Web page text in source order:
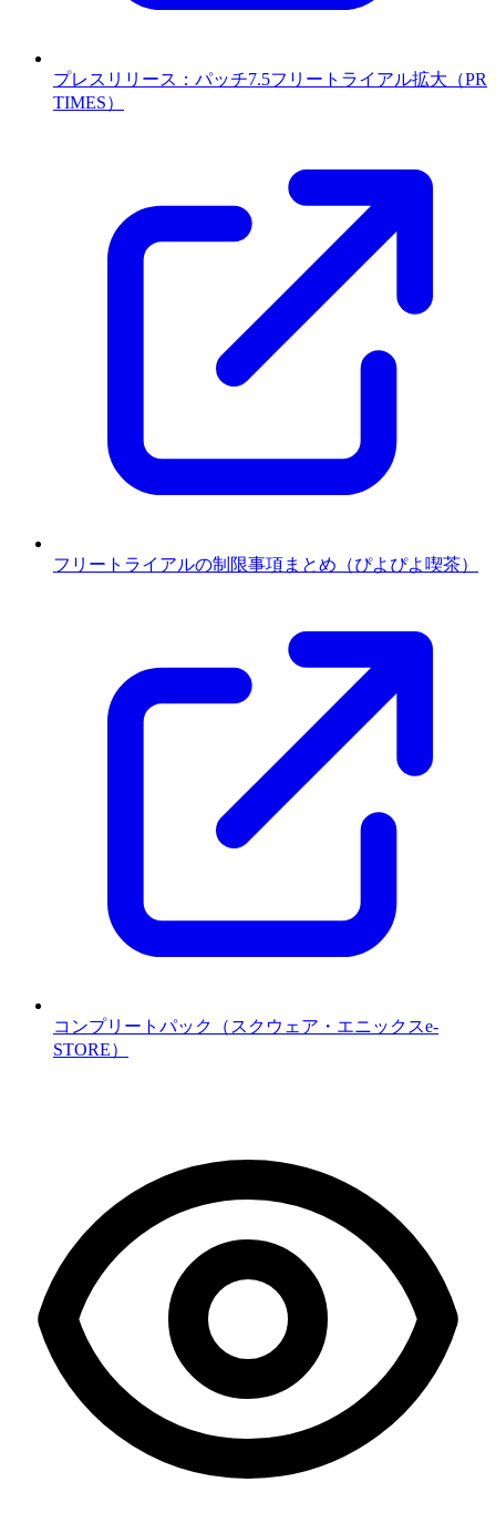
プレスリリース：パッチ7.5フリートライアル拡大（PR
TIMES）
フリートライアルの制限事項まとめ（ぴよぴよ喫茶）
コンプリートパック（スクウェア・エニックスe-
STORE）